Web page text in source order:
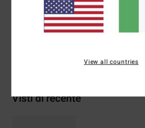
Composizione[Tessuto principale]
Visti di recente
View all countries